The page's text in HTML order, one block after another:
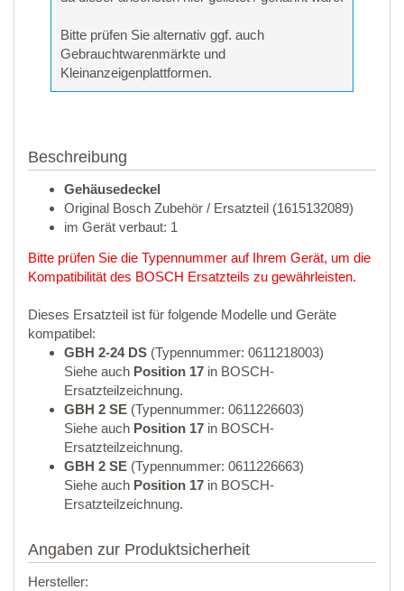
Bitte prüfen Sie alternativ ggf. auch
Gebrauchtwarenmärkte und
Kleinanzeigenplattformen.
Beschreibung
Gehäusedeckel
Original Bosch Zubehör / Ersatzteil (1615132089)
im Gerät verbaut: 1
Bitte prüfen Sie die Typennummer auf Ihrem Gerät, um die
Kompatibilität des BOSCH Ersatzteils zu gewährleisten.
Dieses Ersatzteil ist für folgende Modelle und Geräte
kompatibel:
GBH 2-24 DS (Typennummer: 0611218003)
Siehe auch Position 17 in BOSCH-
Ersatzteilzeichnung.
GBH 2 SE (Typennummer: 0611226603)
Siehe auch Position 17 in BOSCH-
Ersatzteilzeichnung.
GBH 2 SE (Typennummer: 0611226663)
Siehe auch Position 17 in BOSCH-
Ersatzteilzeichnung.
Angaben zur Produktsicherheit
Hersteller: